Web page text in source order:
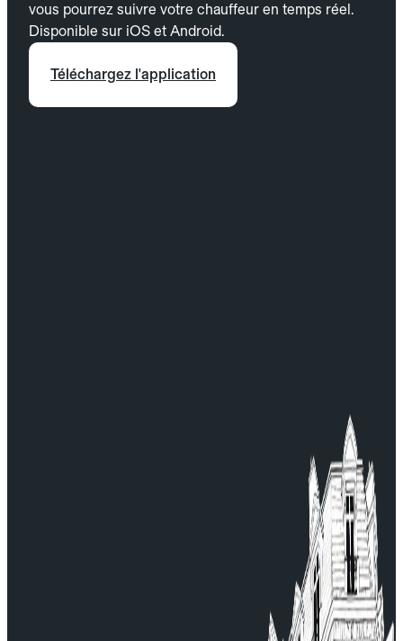
vous pourrez suivre votre chauffeur en temps réel.
Disponible sur iOS et Android.
Téléchargez l'application